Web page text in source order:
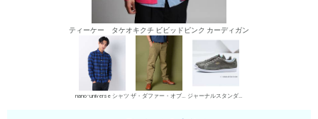
ティーケー タケオキクチ ビビッドピンク カーディガン
nano･universe シャツ ザ・ダファー・オブ・セントジョージ チノパン・綿パン ジャーナルスタンダード ローカットスニーカー